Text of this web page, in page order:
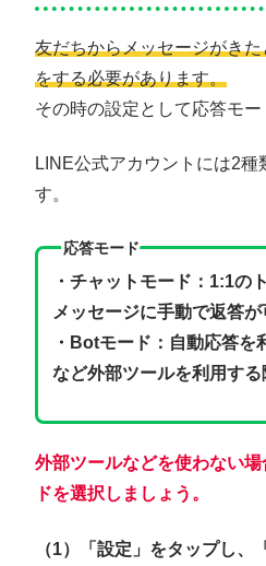
友だちからメッセージがき
をする必要があります。
その時の設定として応答モー
LINE公式アカウントには2種
す。
応答モード
・チャットモード：1:1の
メッセージに手動で返答が
・Botモード：自動応答を
など外部ツールを利用する
外部ツールなどを使わない
ドを選択しましょう。
（1）「設定」をタップし、